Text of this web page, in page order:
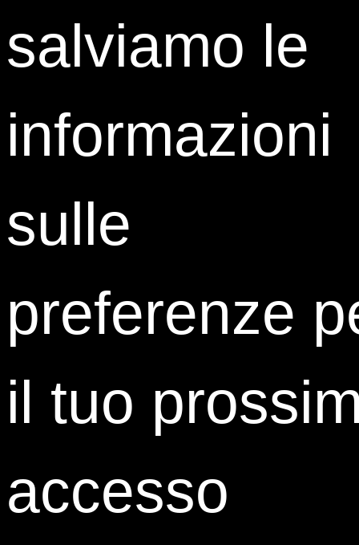
Francesco Alleva
Clara Spedicato
Chiomenti
salviamo le
informazioni
sulle
preferenze
il tuo
accesso